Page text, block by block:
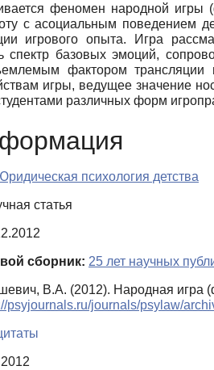
феномен народной игры
с асоциальным поведением
игрового опыта. Игра
спектр базовых эмоций,
фактором трансляции
игры, ведущее значение
различных форм
психология детства
статья
сборник: 25 лет научных
В.А. (2012). Народная игра
psyjournals.ru/journals/psylaw/